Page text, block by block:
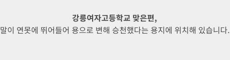
강릉여자고등학교 맞은편,
말이 연못에 뛰어들어 용으로 변해 승천했다는 용지에 위치해 있습니다.